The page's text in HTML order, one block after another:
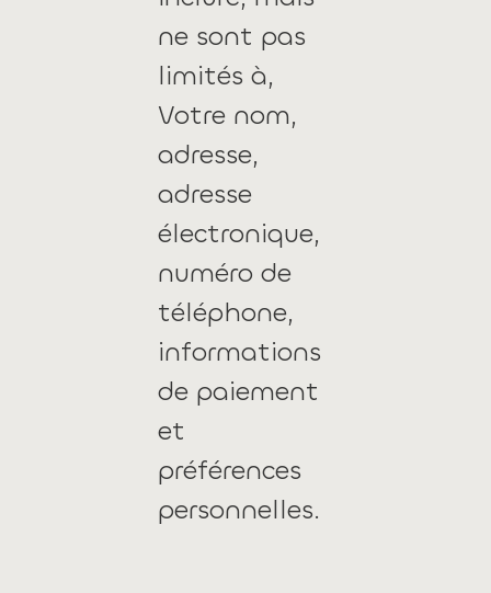
ne sont pas
limités à,
Votre nom,
adresse,
adresse
électronique,
numéro de
téléphone,
informations
de paiement
et
préférences
personnelles.